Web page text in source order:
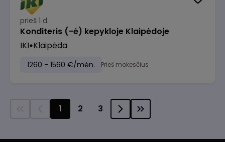
prieš 1 d.
Konditeris (-ė) kepykloje Klaipėdoje
IKI Klaipėda
1260 - 1560 €/mėn. Prieš mokesčius
1 2 3